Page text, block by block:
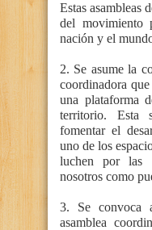
Estas asambleas
del movimiento
nación y el
2. Se asume la
coordinadora
una plataforma
territorio. Esta
fomentar el
uno de los
luchen por las
nosotros como
3. Se convoca
asamblea